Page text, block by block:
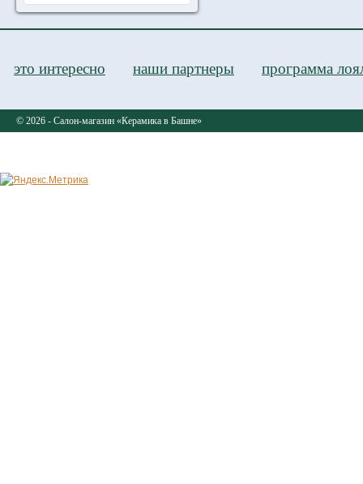
это интересно наши партнеры программа
© 2026 - Салон-магазин «Керамика в Башне»